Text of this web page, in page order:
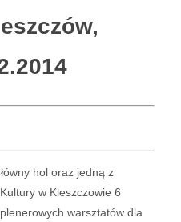
hol oraz jedną z
w Kleszczowie 6
warsztatów dla